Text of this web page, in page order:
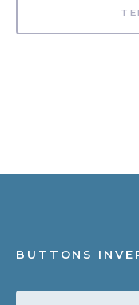
BUTTONS